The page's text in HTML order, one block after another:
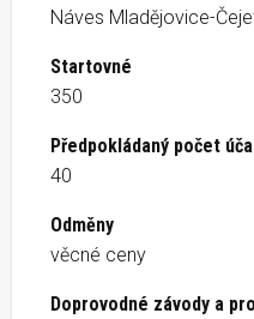
Náves Mladějovice-
Startovné
350
Předpokládaný počet
40
Odměny
věcné ceny
Doprovodné závody a